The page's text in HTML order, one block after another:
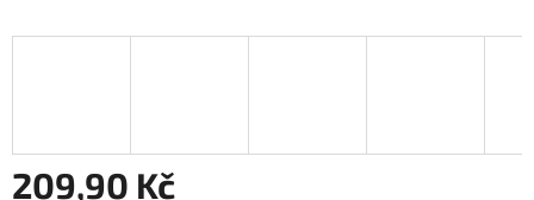
209,90 Kč